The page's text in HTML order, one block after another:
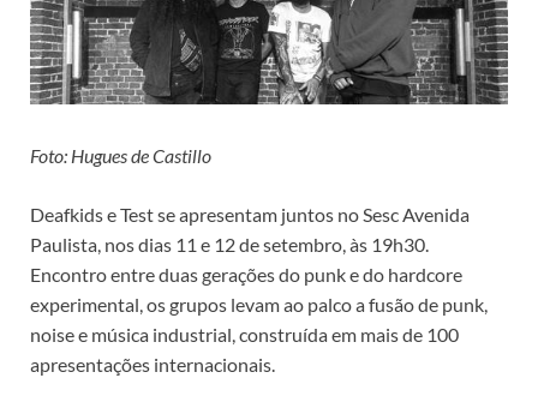
Foto: Hugues de Castillo
Deafkids e Test se apresentam juntos no Sesc Avenida
Paulista, nos dias 11 e 12 de setembro, às 19h30.
Encontro entre duas gerações do punk e do hardcore
experimental, os grupos levam ao palco a fusão de punk,
noise e música industrial, construída em mais de 100
apresentações internacionais.